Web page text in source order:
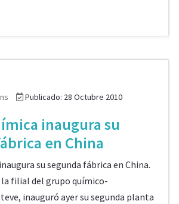
Publicado: 28 Octubre 2010
inaugura su
en China
su segunda fábrica en China.
la filial del grupo químico-
inauguró ayer su segunda planta